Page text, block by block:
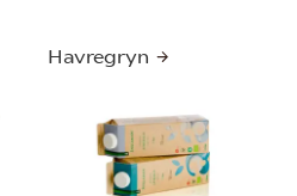
Havregryn